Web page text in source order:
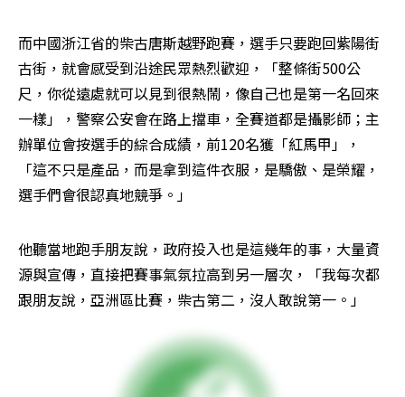
而中國浙江省的柴古唐斯越野跑賽，選手只要跑回紫陽街
古街，就會感受到沿途民眾熱烈歡迎，「整條街500公
尺，你從遠處就可以見到很熱鬧，像自己也是第一名回來
一樣」，警察公安會在路上擋車，全賽道都是攝影師；主
辦單位會按選手的綜合成績，前120名獲「紅馬甲」，
「這不只是產品，而是拿到這件衣服，是驕傲、是榮耀，
選手們會很認真地競爭。」
他聽當地跑手朋友說，政府投入也是這幾年的事，大量資
源與宣傳，直接把賽事氣氛拉高到另一層次，「我每次都
跟朋友說，亞洲區比賽，柴古第二，沒人敢說第一。」